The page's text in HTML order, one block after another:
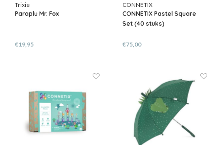
Trixie
Paraplu Mr. Fox
€19,95
CONNETIX
CONNETIX Pastel Square
Set (40 stuks)
€75,00